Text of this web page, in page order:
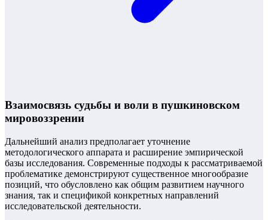
Взаимосвязь судьбы и воли в пушкиновском
мировоззрении
Дальнейший анализ предполагает уточнение
методологического аппарата и расширение эмпирической
базы исследования. Современные подходы к рассматриваемой
проблематике демонстрируют существенное многообразие
позиций, что обусловлено как общим развитием научного
знания, так и спецификой конкретных направлений
исследовательской деятельности.